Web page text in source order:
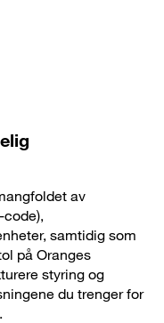
av
code),
samtidig som
på Oranges
styring og
du trenger for